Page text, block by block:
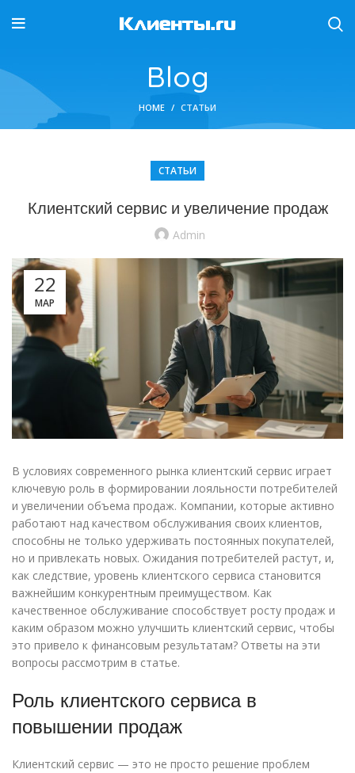
Blog
HOME СТАТЬИ
СТАТЬИ
Клиентский сервис и увеличение продаж
Admin
22
МАР
В условиях современного рынка клиентский сервис играет
ключевую роль в формировании лояльности потребителей
и увеличении объема продаж. Компании, которые активно
работают над качеством обслуживания своих клиентов,
способны не только удерживать постоянных покупателей,
но и привлекать новых. Ожидания потребителей растут, и,
как следствие, уровень клиентского сервиса становится
важнейшим конкурентным преимуществом. Как
качественное обслуживание способствует росту продаж и
каким образом можно улучшить клиентский сервис, чтобы
это привело к финансовым результатам? Ответы на эти
вопросы рассмотрим в статье.
Роль клиентского сервиса в
повышении продаж
Клиентский сервис — это не просто решение проблем